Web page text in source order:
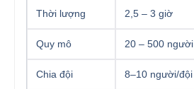
Thời lượng 2,5 – 3 giờ
Quy mô 20 – 500 người
Chia đội 8–10 người/đội